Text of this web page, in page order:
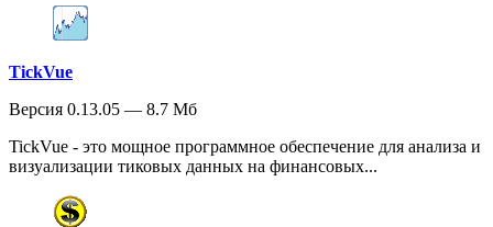
TickVue
Версия 0.13.05 — 8.7 Мб
TickVue - это мощное программное обеспечение для анализа и
визуализации тиковых данных на финансовых...